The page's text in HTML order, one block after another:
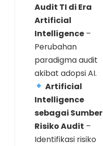
Audit TI di Era
Artificial
Intelligence –
Perubahan
paradigma audit
akibat adopsi AI.
Artificial
Intelligence
sebagai Sumber
Risiko Audit –
Identifikasi risiko